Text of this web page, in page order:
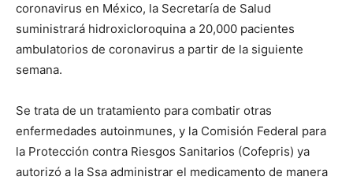
coronavirus en México, la Secretaría de Salud
suministrará hidroxicloroquina a 20,000 pacientes
ambulatorios de coronavirus a partir de la siguiente
semana.
Se trata de un tratamiento para combatir otras
enfermedades autoinmunes, y la Comisión Federal para
la Protección contra Riesgos Sanitarios (Cofepris) ya
autorizó a la Ssa administrar el medicamento de manera